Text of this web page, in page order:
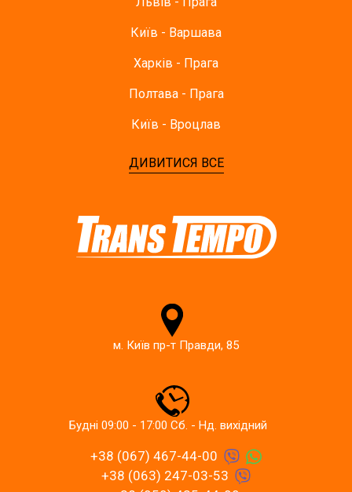
Київ - Варшава
Харків - Прага
Полтава - Прага
Київ - Вроцлав
ДИВИТИСЯ ВСЕ
м. Київ пр-т Правди, 85
Будні 09:00 - 17:00 Сб. - Нд. вихідний
+38 (067) 467-44-00
+38 (063) 247-03-53